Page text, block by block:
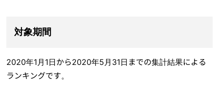
対象期間
2020年1月1日から2020年5月31日までの集計結果による
ランキングです。